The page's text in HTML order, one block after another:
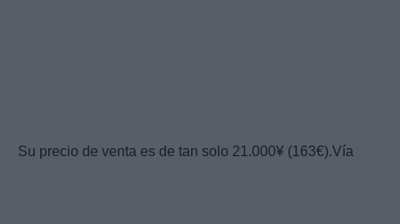
Su precio de venta es de tan solo 21.000¥ (163€).Vía